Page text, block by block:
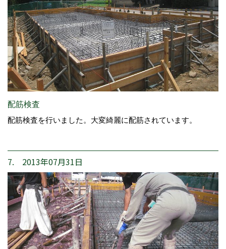
配筋検査
配筋検査を行いました。大変綺麗に配筋されています。
7. 2013年07月31日